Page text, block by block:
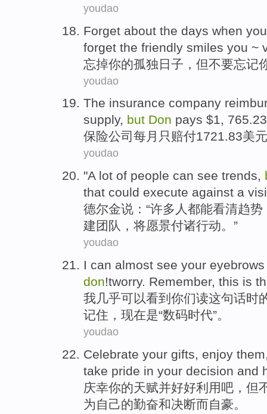
youdao
Forget about the days when you
forget the friendly smiles you ~
忘掉你的孤独日子 ， 但不要忘记
youdao
The insurance company
supply, but Don pays $1,
保险公司 每月 只赔付1721.83美
youdao
"A lot of people can see trends,
that could execute against a
德尔金说：“许多 人 都能看清趋势
建团队 ，将愿景付诸行动。”
youdao
I can almost see your eyebrows
don!tworry. Remember, this is
我几乎可以看到 你们读这句话时
记住 ， 现在是“数码时代”。
youdao
Celebrate your gifts, enjoy them
take pride in your decision and
庆幸你的天赋并好好利用吧， 但
为 自己的勤奋和决断而自豪。